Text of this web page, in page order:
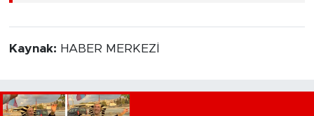
Kaynak: HABER MERKEZİ